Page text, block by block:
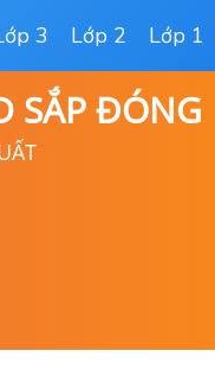
3 Lớp 2 Lớp 1
SẮP ĐÓNG